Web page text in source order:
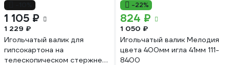
1 105 ₽
1 229 ₽
Игольчатый валик для
гипсокартона на
телескопическом стержне
-22%
824 ₽
1 050 ₽
Игольчатый валик Мелодия
цвета 400мм игла 41мм 111-
8400